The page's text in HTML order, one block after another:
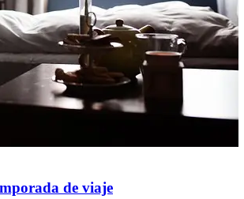
de viaje